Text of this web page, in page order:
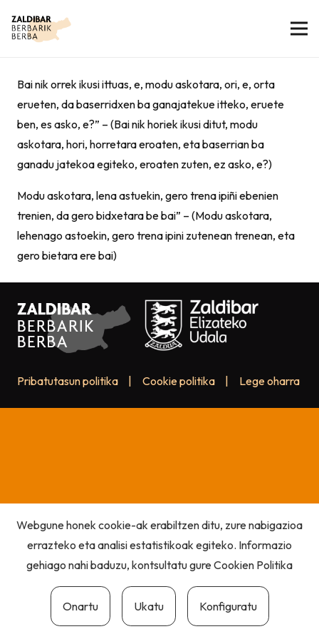
Bai nik orrek ikusi ittuas, e, modu askotara, ori, e, orta
erueten, da baserridxen ba ganajatekue itteko, eruete
ben, es asko, e?” – (Bai nik horiek ikusi ditut, modu
askotara, hori, horretara eroaten, eta baserrian ba
ganadu jatekoa egiteko, eroaten zuten, ez asko, e?)
Modu askotara, lena astuekin, gero trena ipiñi ebenien
trenien, da gero bidxetara be bai” – (Modu askotara,
lehenago astoekin, gero trena ipini zutenean trenean, eta
gero bietara ere bai)
Pribatutasun politika Cookie politika Lege oharra
Webgune honek cookie-ak erabiltzen ditu, zure nabigazioa
errazteko eta analisi estatistikoak egiteko. Informazio
gehiago nahi baduzu, kontsultatu gureCookien Politika
Onartu Ukatu Konfiguratu